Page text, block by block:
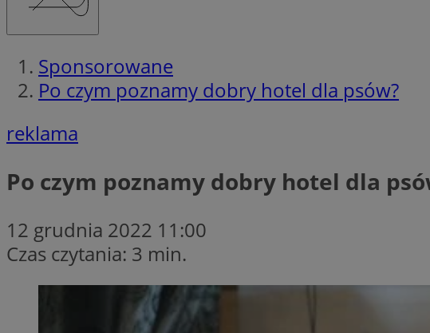
Sponsorowane
Po czym poznamy dobry hotel dla psów?
reklama
Po czym poznamy dobry hotel dla
12 grudnia 2022 11:00
Czas czytania: 3 min.